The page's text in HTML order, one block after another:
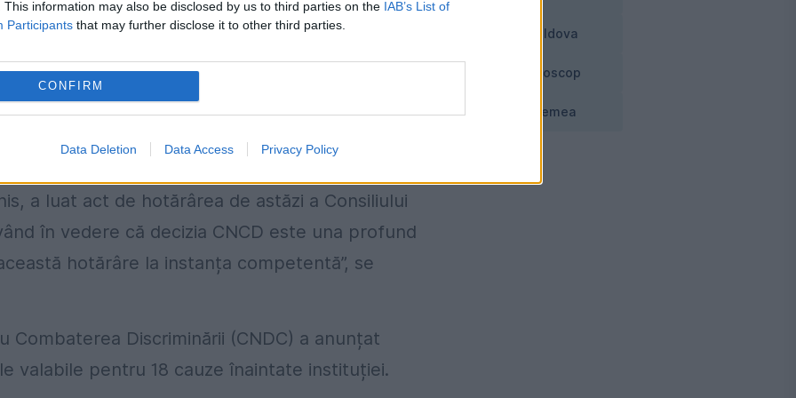
This information may also be disclosed by us to third parties on the IAB’s List of
Participants that may further disclose it to other third parties.
CONFIRM
Data Deletion Data Access Privacy Policy
Și ar trebui să înțelegeți inclusiv acest
, reprezentanţii Administrației Prezidențiale au
politică” sancțiunea primită de la
(CNCD).
a luat act de hotărârea de astăzi a Consiliului
în vedere că decizia CNCD este una profund
hotărâre la instanța competentă”, se
Discriminării (CNDC) a anunțat
valabile pentru 18 cauze înaintate instituției.
Moldova
Horoscop
Vremea